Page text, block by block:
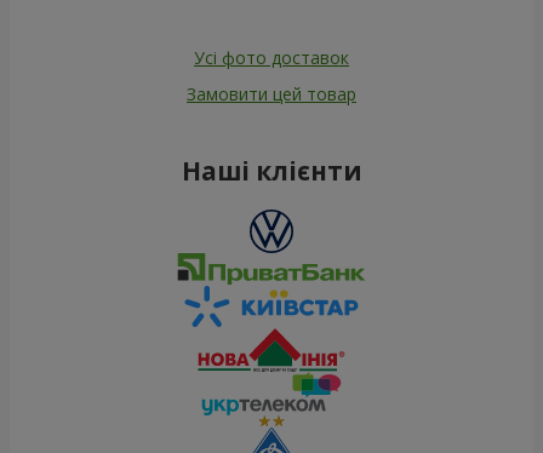
Усі фото доставок
Замовити цей товар
Наші клієнти